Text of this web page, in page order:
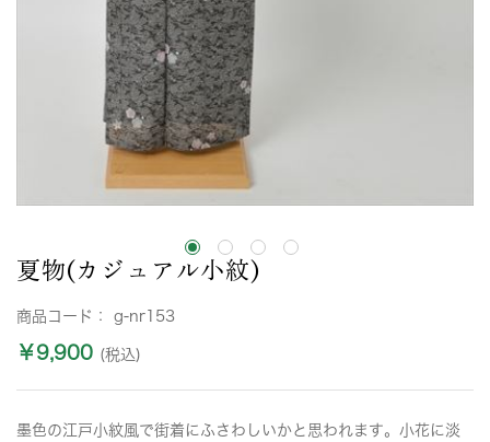
夏物(カジュアル小紋)
商品コード： g-nr153
￥9,900 (税込)
墨色の江戸小紋風で街着にふさわしいかと思われます。小花に淡